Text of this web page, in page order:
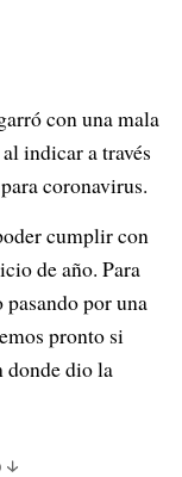
con una mala
indicar a través
coronavirus.
cumplir con
de año. Para
pasando por una
pronto si
donde dio la